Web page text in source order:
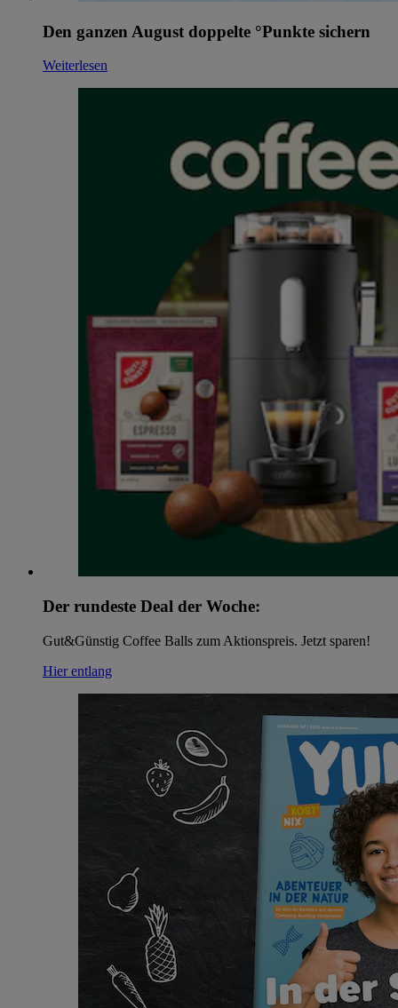
Den ganzen August doppelte °Punkte sichern
Weiterlesen
Der rundeste Deal der Woche:
Gut&Günstig Coffee Balls zum Aktionspreis. Jetzt sparen!
Hier entlang